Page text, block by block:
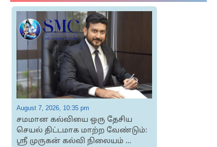
August 7, 2026, 10:35 pm
சமமான கல்வியை ஒரு தேசிய
செயல் திட்டமாக மாற்ற வேண்டும்:
ஸ்ரீ முருகன் கல்வி நிலையம் ...